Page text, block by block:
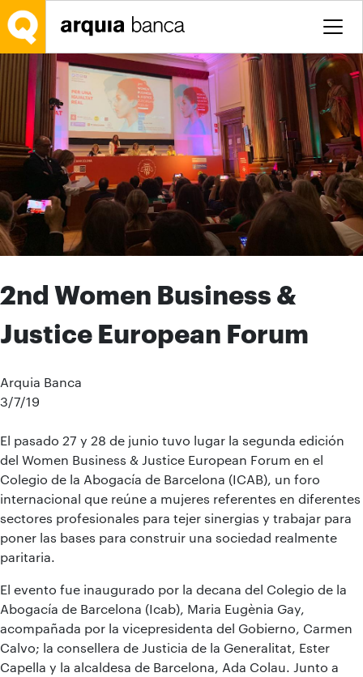
Saltar al contenido principal
2nd Women Business &
Justice European Forum
Arquia Banca
3/7/19
El pasado 27 y 28 de junio tuvo lugar la segunda edición
del Women Business & Justice European Forum en el
Colegio de la Abogacía de Barcelona (ICAB), un foro
internacional que reúne a mujeres referentes en diferentes
sectores profesionales para tejer sinergias y trabajar para
poner las bases para construir una sociedad realmente
paritaria.
El evento fue inaugurado por la decana del Colegio de la
Abogacía de Barcelona (Icab), Maria Eugènia Gay,
acompañada por la vicepresidenta del Gobierno, Carmen
Calvo; la consellera de Justicia de la Generalitat, Ester
Capella y la alcaldesa de Barcelona, Ada Colau. Junto a